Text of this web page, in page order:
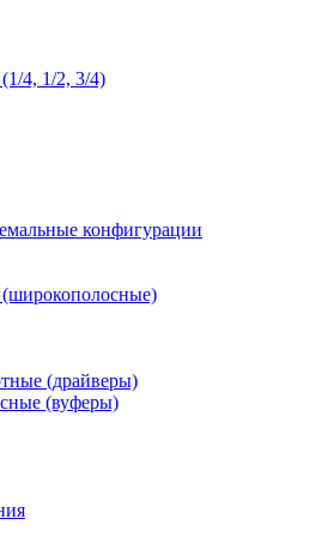
4, 1/2, 3/4)
конфигурации
(драйверы)
(вуферы)